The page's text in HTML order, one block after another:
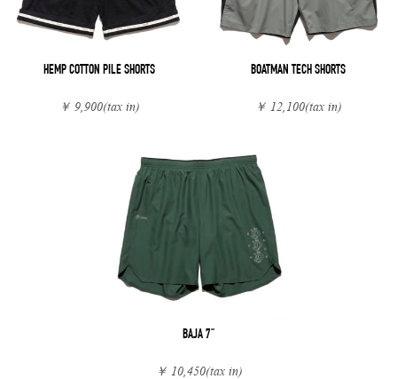
HEMP COTTON PILE SHORTS
￥ 9,900(tax in)
BOATMAN TECH SHORTS
￥ 12,100(tax in)
BAJA 7"
￥ 10,450(tax in)